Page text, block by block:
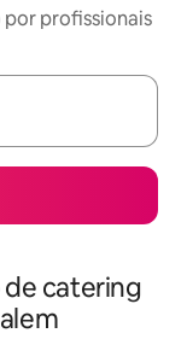
profissionais
explore-os
de catering